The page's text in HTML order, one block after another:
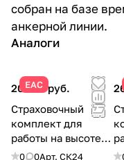
собран на базе
анкерной линии.
Аналоги
ЕАС
20 480 руб.
Страховочный
комплект для
работы на высоте
СК24 |
0 0Арт. СК24